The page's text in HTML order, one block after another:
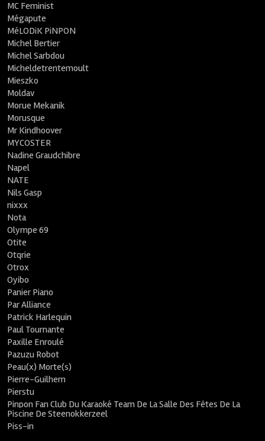
MC Feminist
Mégapute
MéLODiK PiNPON
Michel Bertier
Michel Sarbdou
Micheldetrentemoult
Mieszko
Moldav
Morue Mekanik
Morusque
Mr Kindhoover
MYCOSTER
Nadine Graudchibre
Napel
NATE
Nils Gasp
nixxx
Nota
Olympe 69
Otite
Otqrie
Otrox
Oyibo
Panier Piano
Par Alliance
Patrick Harlequin
Paul Tournante
Paxille Enroulé
Pazuzu Robot
Peau(x) Morte(s)
Pierre-Guilhem
Pierstu
Pinpon Fan Club Du Karaoké Team De La Salle Des Fêtes De La
Piscine De Steenokkerzeel
Piss-in